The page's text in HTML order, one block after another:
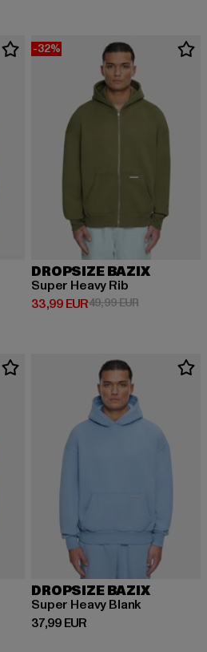
29,99 EUR
-32%
DROPSIZE BAZIX
Super Heavy Rib
33,99 EUR
Derzeitiger Preis: 33,99 EUR
49,99 EURAktionspreis:
49,99 EUR
DROPSIZE BAZIX
Super Heavy Blank
37,99 EUR
Derzeitiger Preis: 37,99 EUR